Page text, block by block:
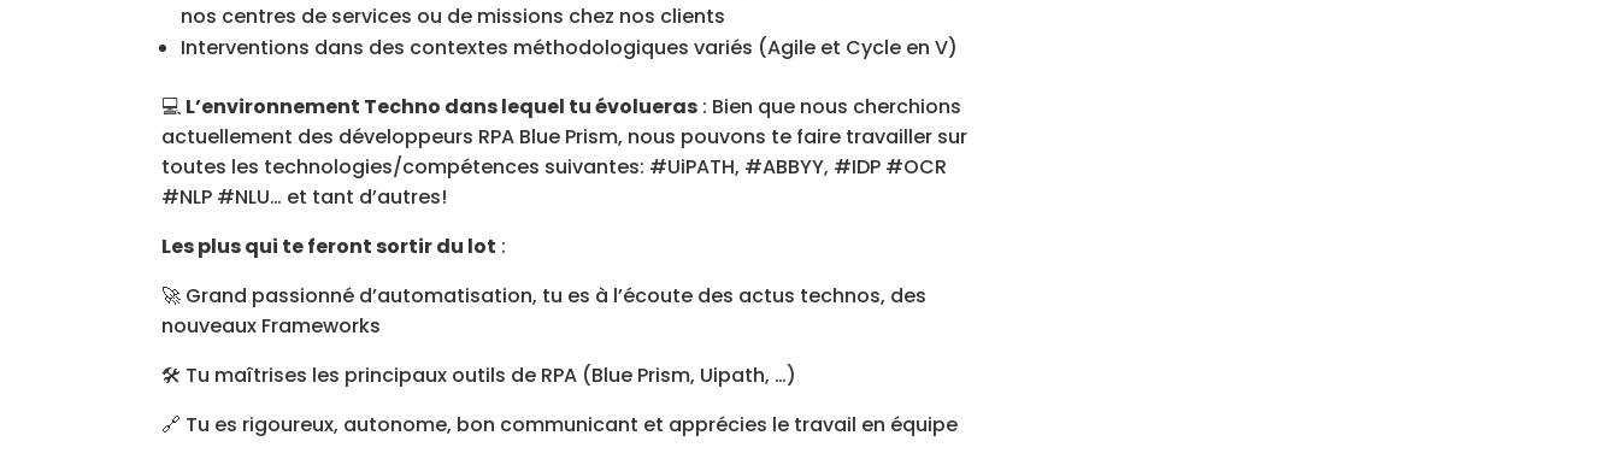
nos centres de services ou de missions chez nos clients
Interventions dans des contextes méthodologiques variés (Agile et Cycle en V)
💻 L’environnement Techno dans lequel tu évolueras : Bien que nous cherchions
actuellement des développeurs RPA Blue Prism, nous pouvons te faire travailler sur
toutes les technologies/compétences suivantes: #UiPATH, #ABBYY, #IDP #OCR
#NLP #NLU… et tant d’autres!
Les plus qui te feront sortir du lot :
🚀 Grand passionné d’automatisation, tu es à l’écoute des actus technos, des
nouveaux Frameworks
🛠️ Tu maîtrises les principaux outils de RPA (Blue Prism, Uipath, …)
🔗 Tu es rigoureux, autonome, bon communicant et apprécies le travail en équipe